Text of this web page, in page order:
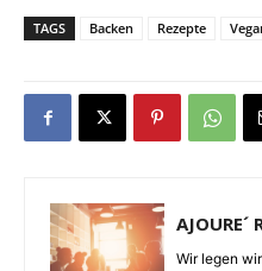
TAGS Backen Rezepte
Wir legen